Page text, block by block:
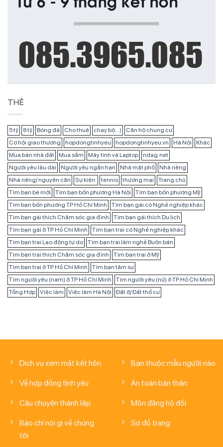
THẺ
5 tỷ 8 tỷ Bóng đá Cho thuê chạy bộ...)
Căn hộ chung cư
Cơ hội giao thương
hopdongtinhyeu hopdongtinhyeu.vn Hà Nội
Khác
Mua bán nhà đất
Mua sắm Máy tính và Laptop
ndag.net
Người yêu lâu dài
Người yêu ngắn hạn Nhà mặt phố
Nhà riêng
Nhà riêng/ nguyên căn
Sự kiện: tennis thương mại
Trang chủ
Tìm bạn bè mới
Tìm bạn bốn phương Hà Nội
Tìm bạn bốn phương Mỹ
Tìm bạn bốn phương TP Hồ Chí Minh
Tìm bạn gái có Nghề nghiệp khác
Tìm bạn gái thích Chăm sóc gia đình
Tìm bạn gái thích Du lịch
Tìm bạn gái ở TP Hồ Chí Minh
Tìm bạn trai có Nghề nghiệp khác
Tìm bạn trai Lao động tự do
Tìm bạn trai làm nghề Buôn bán
Tìm bạn trai thích Chăm sóc gia đình
Tìm bạn trai ở Mỹ
Tìm bạn trai ở TP Hồ Chí Minh
Tìm bạn tâm sự
Tìm người yêu (nam) ở TP Hồ Chí Minh
Tìm người yêu (nữ) ở TP Hồ Chí Minh
Tổng Hợp
Việc làm Việc làm Hà Nội Đất ở/ Đất thổ cư
Dịch vụ xem mặt kết hôn
Về hợp đồng tình yêu
Câu chuyện thành lập
Báo chí nói gì về chúng
tôi
Bạn thuộc mẫu người nào
An toàn bản thân
Môn đăng hộ đối
Sơ đồ trang